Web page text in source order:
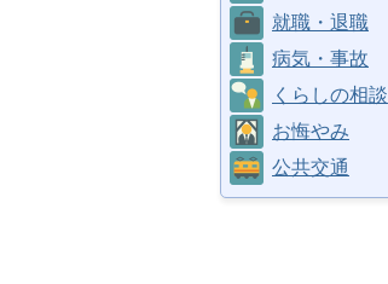
就職・退職
病気・事故
くらしの相談
お悔やみ
公共交通